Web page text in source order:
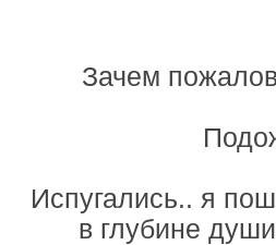
Зачем
Испугались.. я
в глубине